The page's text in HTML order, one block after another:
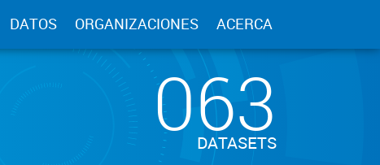
DATOS ORGANIZACIONES ACERCA
063
DATASETS